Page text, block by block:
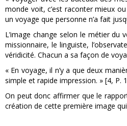
monde voit, c’est raconter mieux
un voyage que personne n’a fait
L’image change selon le métier du
missionnaire, le linguiste,
véridicité. Chacun a sa façon de
« En voyage, il n’y a que deux
simple et rapide impression. » [4, P.
On peut donc affirmer que le
création de cette première image